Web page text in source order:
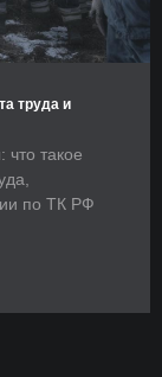
труда и
такое
по ТК РФ